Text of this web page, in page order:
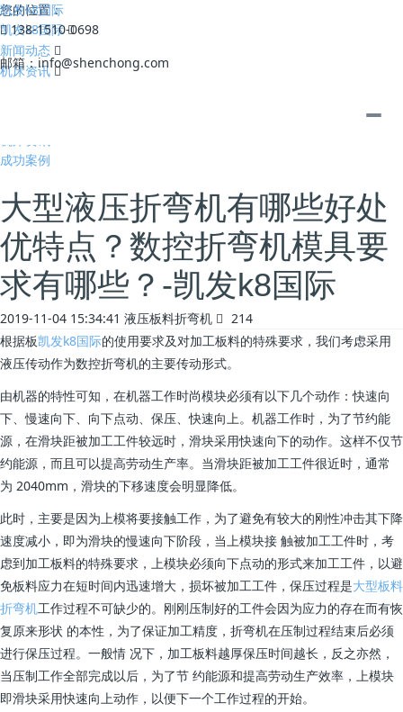
凯发k8国际
138-1510-0698
邮箱：info@shenchong.com
您的位置：
凯发k8国际
新闻动态
机床资讯
成功案例
大型液压折弯机有哪些好处
优特点？数控折弯机模具要
求有哪些？-凯发k8国际
2019-11-04 15:34:41 液压板料折弯机
214
根据板凯发k8国际的使用要求及对加工板料的特殊要求，我们考虑采用
液压传动作为数控折弯机的主要传动形式。
由机器的特性可知，在机器工作时尚模块必须有以下几个动作：快速向
下、慢速向下、向下点动、保压、快速向上。机器工作时，为了节约能
源，在滑块距被加工工件较远时，滑块采用快速向下的动作。这样不仅节
约能源，而且可以提高劳动生产率。当滑块距被加工工件很近时，通常
为 20­40mm，滑块的下移速度会明显降低。
此时，主要是因为上模将要接触工作，为了避免有较大的刚性冲击其下降
速度减小，即为滑块的慢速向下阶段，当上模块接 触被加工工件时，考
虑到加工板料的特殊要求，上模块必须向下点动的形式来加工工件，以避
免板料应力在短时间内迅速增大，损坏被加工工件，保压过程是大型板料
折弯机工作过程不可缺少的。刚刚压制好的工件会因为应力的存在而有恢
复原来形状 的本性，为了保证加工精度，折弯机在压制过程结束后必须
进行保压过程。一般情 况下，加工板料越厚保压时间越长，反之亦然，
当压制工作全部完成以后，为了节 约能源和提高劳动生产效率，上模块
即滑块采用快速向上动作，以便下一个工作过程的开始。